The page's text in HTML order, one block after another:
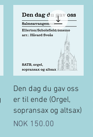
Quick View
Den dag du gav oss
er til ende (Orgel,
sopransax og altsax)
Price
NOK 150.00